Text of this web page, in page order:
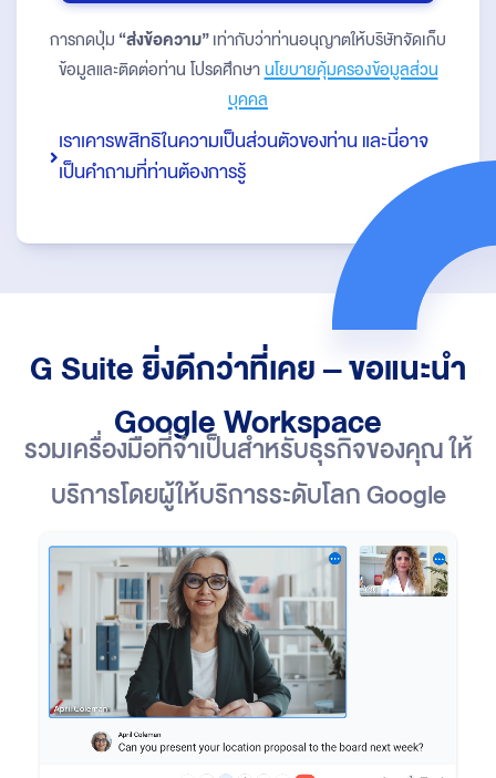
การกดปุ่ม “ส่งข้อความ”เท่ากับว่าท่านอนุญาตให้บริษัทจัดเก็บ
ข้อมูลและติดต่อท่าน โปรดศึกษานโยบายคุ้มครองข้อมูลส่วน
บุคคล
เราเคารพสิทธิในความเป็นส่วนตัวของท่าน และนี่อาจ
เป็นคำถามที่ท่านต้องการรู้
G Suite ยิ่งดีกว่าที่เคย – ขอแนะนำ
Google Workspace
รวมเครื่องมืือที่จำเป็นสำหรับธุรกิจของคุณ ให้
บริการโดยผู้ให้บริการระดับโลก Google